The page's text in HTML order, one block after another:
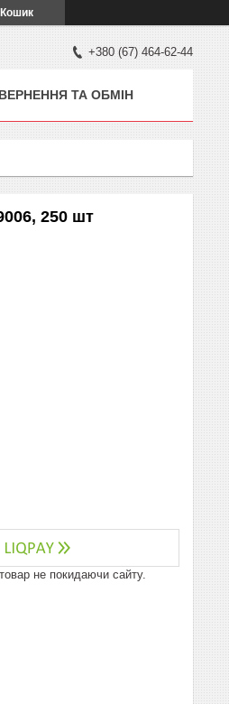
Кошик
+380 (67) 464-62-44
ТА ОБМІН
250 шт
не покидаючи сайту.